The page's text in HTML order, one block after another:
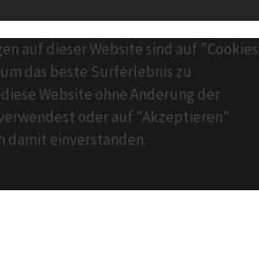
auf dieser Website sind auf "Cookies
das beste Surferlebnis zu
Website ohne Änderung der
oder auf "Akzeptieren"
damit einverstanden.